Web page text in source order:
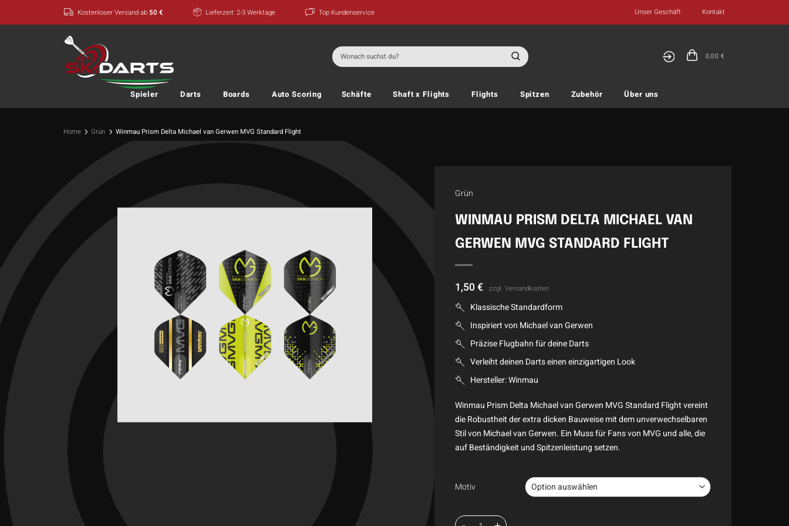
Kostenloser Versand ab50 € Lieferzeit: 2-3 Werktage Top Kundenservice Unser Geschäft Kontakt
Suchen
nach:
0,00 €
Spieler Darts Boards Auto Scoring Schäfte Shaft x Flights Flights Spitzen Zubehör Über uns
Home Grün Winmau Prism Delta Michael van Gerwen MVG Standard Flight
Grün
WINMAU PRISM DELTA MICHAEL VAN
GERWEN MVG STANDARD FLIGHT
1,50€ zzgl. Versandkosten
Klassische Standardform
Inspiriert von Michael van Gerwen
Präzise Flugbahn für deine Darts
Verleiht deinen Darts einen einzigartigen Look
Hersteller: Winmau
Winmau Prism Delta Michael van Gerwen MVG Standard Flight vereint
die Robustheit der extra dicken Bauweise mit dem unverwechselbaren
Stil von Michael van Gerwen. Ein Muss für Fans von MVG und alle, die
auf Beständigkeit und Spitzenleistung setzen.
Motiv